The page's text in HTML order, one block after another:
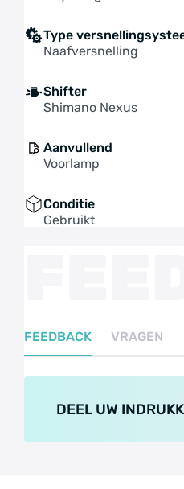
Type
Naafversnelling
Shifter
Shimano Nexus
Aanvullend
Voorlamp
Conditie
Gebruikt
FEEDBACK VRAGEN
DEEL UW